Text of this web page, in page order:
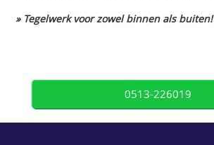
» Tegelwerk voor zowel binnen als buiten!
0513-226019